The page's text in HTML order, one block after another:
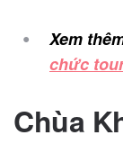
Xem
chức
Chùa